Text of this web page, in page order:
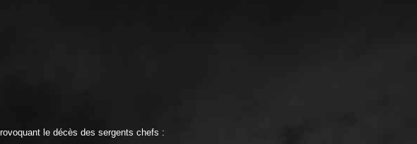
le décès des sergents chefs :